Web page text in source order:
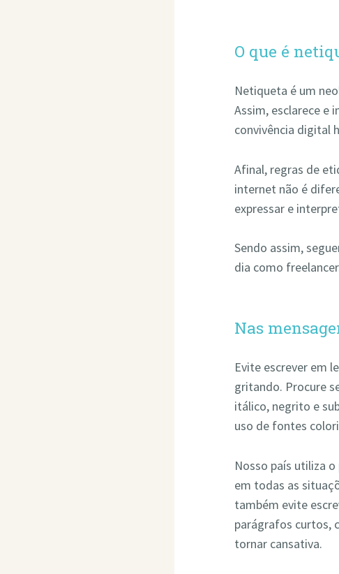
O que é
Netiqueta é um
Assim, esclarece e
convivência digital
Afinal, regras de
internet não é
expressar e
Sendo assim,
dia como
Nas
Evite escrever em
gritando. Procure
itálico, negrito e
uso de fontes
Nosso país utiliza
em todas as
também evite
parágrafos curtos,
tornar cansativa.